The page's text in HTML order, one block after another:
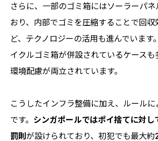
さらに、一部のゴミ箱にはソーラーパネ
おり、内部でゴミを圧縮することで回収
ど、テクノロジーの活用も進んでいます
イクルゴミ箱が併設されているケースも
環境配慮が両立されています。
こうしたインフラ整備に加え、ルール
です。 シンガポールではポイ捨てに対し
罰則が設けられており、初犯でも最大